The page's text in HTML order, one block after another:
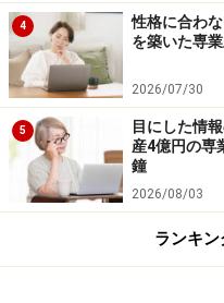
4
性格に合わ
を築いた専
2026/07/30
5
目にした情
産4億円の専
鐘
2026/08/03
ランキ